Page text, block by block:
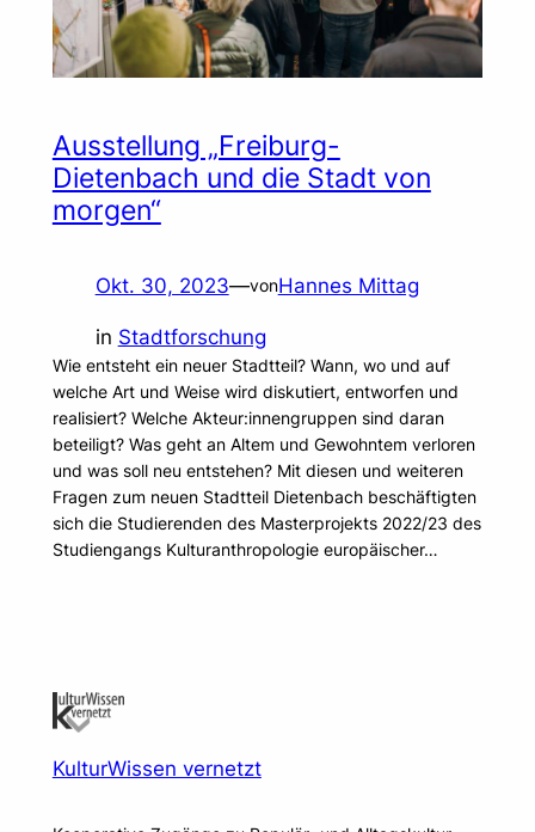
Ausstellung „Freiburg-
Dietenbach und die Stadt von
morgen“
Okt. 30, 2023—vonHannes Mittag
in Stadtforschung
Wie entsteht ein neuer Stadtteil? Wann, wo und auf
welche Art und Weise wird diskutiert, entworfen und
realisiert? Welche Akteur:innengruppen sind daran
beteiligt? Was geht an Altem und Gewohntem verloren
und was soll neu entstehen? Mit diesen und weiteren
Fragen zum neuen Stadtteil Dietenbach beschäftigten
sich die Studierenden des Masterprojekts 2022/23 des
Studiengangs Kulturanthropologie europäischer…
KulturWissen vernetzt